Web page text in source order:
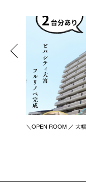
＼OPEN ROOM ／ 大